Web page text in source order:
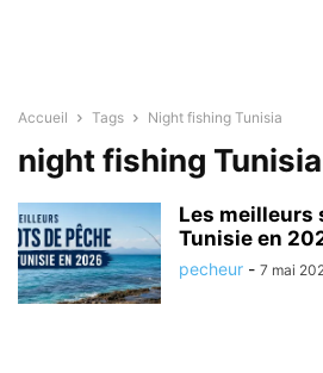
Accueil Tags Night fishing Tunisia
night fishing Tunisia
Les meilleurs
Tunisie en
pecheur - 7 mai